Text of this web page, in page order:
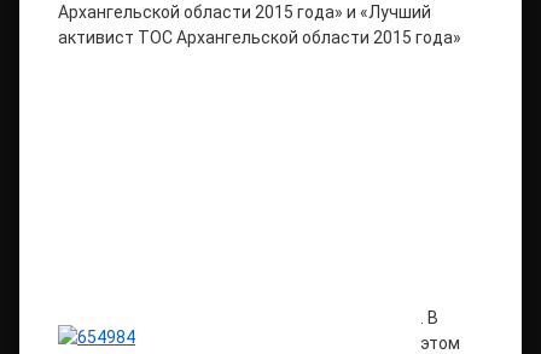
Архангельской области 2015 года» и «Лучший
активист ТОС Архангельской области 2015 года»
. В
этом